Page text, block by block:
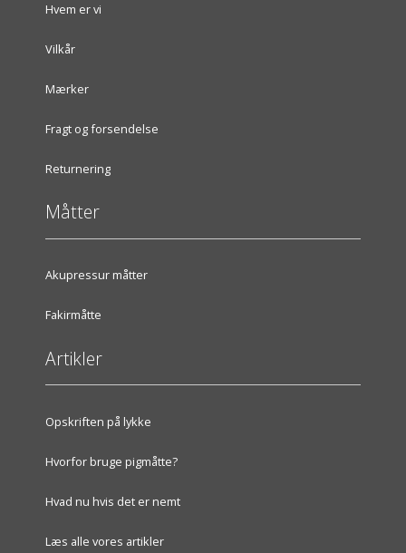
Hvem er vi
Vilkår
Mærker
Fragt og forsendelse
Returnering
Måtter
Akupressur måtter
Fakirmåtte
Artikler
Opskriften på lykke
Hvorfor bruge pigmåtte?
Hvad nu hvis det er nemt
Læs alle vores artikler